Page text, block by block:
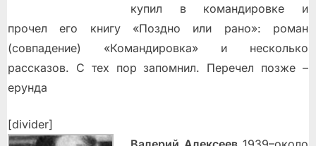
купил в командировке и
прочел его книгу «Поздно или рано»: роман
(совпадение) «Командировка» и несколько
рассказов. С тех пор запомнил. Перечел позже –
ерунда
[divider]